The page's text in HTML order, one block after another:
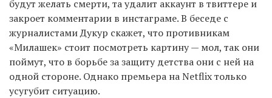
будут желать смерти, та удалит аккаунт в твиттере и
закроет комментарии в инстаграме. В беседе с
журналистами Дукур скажет, что противникам
«Милашек» стоит посмотреть картину — мол, так они
поймут, что в борьбе за защиту детства они с ней на
одной стороне. Однако премьера на Netflix только
усугубит ситуацию.